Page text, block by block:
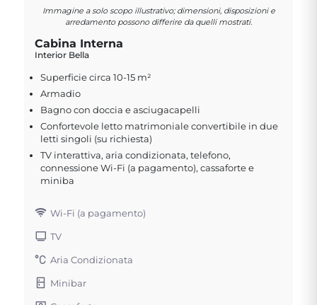
Immagine a solo scopo illustrativo; dimensioni, disposizioni e
arredamento possono differire da quelli mostrati.
Cabina Interna
Interior Bella
Superficie circa 10-15 m²
Armadio
Bagno con doccia e asciugacapelli
Confortevole letto matrimoniale convertibile in due
letti singoli (su richiesta)
TV interattiva, aria condizionata, telefono,
connessione Wi-Fi (a pagamento), cassaforte e
miniba
Wi-Fi (a pagamento)
TV
Aria Condizionata
Minibar